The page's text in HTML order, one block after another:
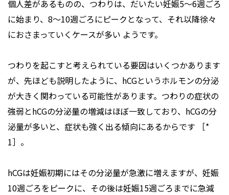
個人差があるものの、つわりは、だいたい妊娠5～6週ごろ
に始まり、8～10週ごろにピークとなって、それ以降徐々
におさまっていくケースが多い ようです。
つわりを起こすと考えられている要因はいくつかあります
が、先ほども説明したように、hCGというホルモンの分泌
が大きく関わっている可能性があります。つわりの症状の
強弱とhCGの分泌量の増減はほぼ一致しており、hCGの分
泌量が多いと、症状も強く出る傾向にあるからです ［*
1］。
hCGは妊娠初期にはその分泌量が急激に増えますが、妊娠
10週ごろをピークに、その後は妊娠15週ごろまでに急減